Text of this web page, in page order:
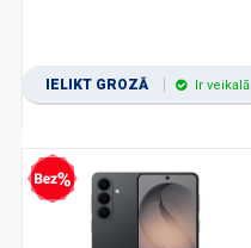
IELIKT GROZĀ Ir veikalā
kredīts